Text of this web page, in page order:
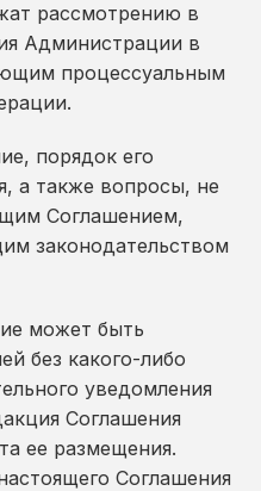
рассмотрению в
Администрации в
процессуальным
порядок его
а также вопросы, не
Соглашением,
законодательством
может быть
без какого-либо
уведомления
Соглашения
ее размещения.
Соглашения